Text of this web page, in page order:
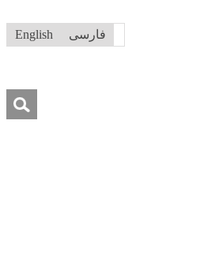
فارسی English